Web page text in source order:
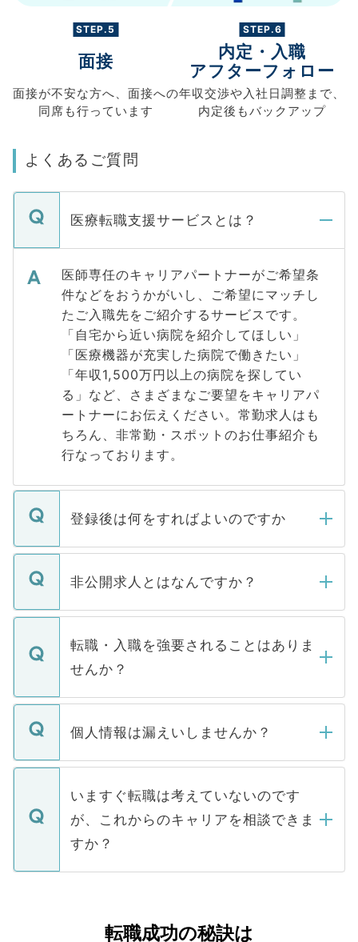
STEP.5
面接
面接が不安な方へ、 面接への
同席も行っています
STEP.6
内定・入職
アフターフォロー
年収交渉や入社日調整まで、
内定後もバックアップ
よくあるご質問
医療転職支援サービスとは？
医師専任のキャリアパートナーがご希望条
件などをおうかがいし、ご希望にマッチし
たご入職先をご紹介するサービスです。
「自宅から近い病院を紹介してほしい」
「医療機器が充実した病院で働きたい」
「年収1,500万円以上の病院を探してい
る」など、さまざまなご要望をキャリアパ
ートナーにお伝えください。常勤求人はも
ちろん、非常勤・スポットのお仕事紹介も
行なっております。
登録後は何をすればよいのですか
ご登録いただきましたら、弊社担当者がご
登録内容を確認し、その後メールもしくは
ます。通常、5営業日以内にはご連絡をせて
いただきますので、しばらくお待ちくださ
非公開求人とはなんですか？
マイナビDOCTORで取り扱っている求人の
うち約3割は、Webサイトからご覧いただ
けない「非公開求人」です。非公開求人は
下記の理由によって、一般には公開してい
ません。
■応募殺到を避けるため 人気のある医療機
関を公にしてしまうと、応募が殺到する場
に、医療機関が求める条件に合った人材の
みを人材紹介会社に依頼するケースが増え
ています。
転職・入職を強要されることはありま
せんか？
転職・入職を強要することは一切ありませ
ん。また、仮に応募先から内定をいただい
定を承諾する必要はありません。内定先へ
の辞退の連絡はキャリアパートナーが行い
個人情報は漏えいしませんか？
個人情報が漏えいすることはありませんの
で、ご安心ください。当サイトからの登録
などで収集したご登録者様の個人情報は、
ご本人のキャリアアップおよび転職活動の
支援を目的に使用いたします。お預かりし
ているすべての個人データはご本人の許可
は、個人情報の取り扱いについての厳密な
いますぐ転職は考えていないのです
が、これからのキャリアを相談できま
すか？
かがいして、現在の医療機関の状況や紹介
転職成功の秘訣は